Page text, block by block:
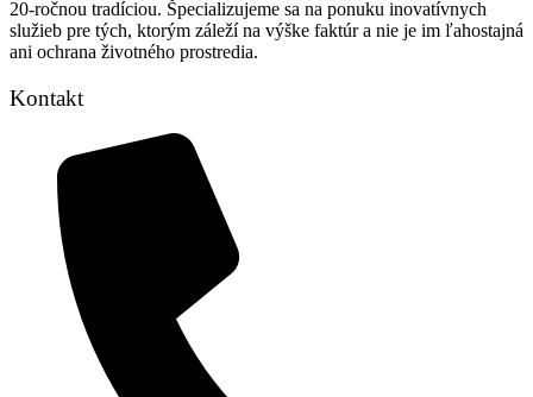
20-ročnou tradíciou. Špecializujeme sa na ponuku inovatívnych
služieb pre tých, ktorým záleží na výške faktúr a nie je im ľahostajná
ani ochrana životného prostredia.
Kontakt